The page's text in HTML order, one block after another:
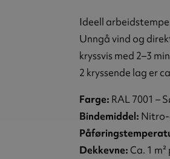
Ideell
Unngå vind og
kryssvis med 2–3
2 kryssende lag er
Farge: RAL 7001 –
Bindemiddel:
Dekkevne: Ca. 1